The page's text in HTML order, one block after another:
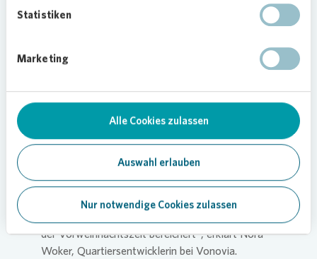
Statistiken
Marketing
Alle Cookies zulassen
Auswahl erlauben
Nur notwendige Cookies zulassen
Wohnumfeld
Familienzentrums, betont die Bedeutung der
Zusammenarbeit: „Diese Aktion zeigt, wie schön
zusammenarbeiten. Die Kinder haben mit großer
Begeisterung gebastelt und geschmückt – für sie
ist es ein besonderes Erlebnis, ihren eigenen
Beitrag zur weihnachtlichen Gestaltung des
„Wir freuen uns sehr über diese schöne Tradition,
der Vorweihnachtszeit bereichert“, erklärt Nora
Woker, Quartiersentwicklerin bei Vonovia.